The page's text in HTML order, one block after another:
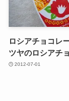
ロシアチョコレ
ツヤのロシアチ
2012-07-01